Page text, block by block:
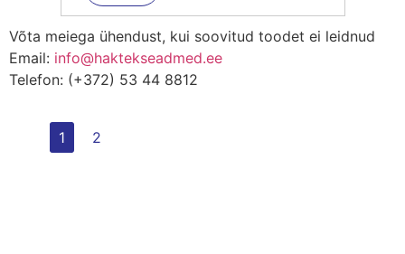
Võta meiega ühendust, kui soovitud toodet ei leidnud
Email: info@haktekseadmed.ee
Telefon: (+372) 53 44 8812
1 2